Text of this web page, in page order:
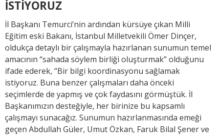
İSTİYORUZ
İl Başkanı Temurci’nin ardından kürsüye çıkan Milli
Eğitim eski Bakanı, İstanbul Milletvekili Ömer Dinçer,
oldukça detaylı bir çalışmayla hazırlanan sunumun temel
amacının “sahada söylem birliği oluşturmak” olduğunu
ifade ederek, “Bir bilgi koordinasyonu sağlamak
istiyoruz. Buna benzer çalışmaları daha önceki
seçimlerde de yapmış ve çok faydasını görmüştük. İl
Başkanımızın desteğiyle, her birinize bu kapsamlı
çalışmayı sunacağız. Sunumun hazırlanmasında emeği
geçen Abdullah Güler, Umut Özkan, Faruk Bilal Şener ve